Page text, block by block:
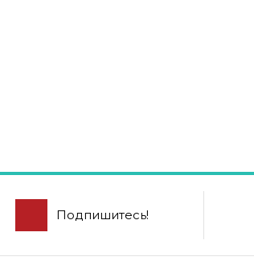
Подпишитесь!